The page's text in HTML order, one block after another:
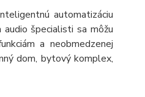
automatizáciu
špecialisti sa môžu
a neobmedzenej
dom, bytový komplex,